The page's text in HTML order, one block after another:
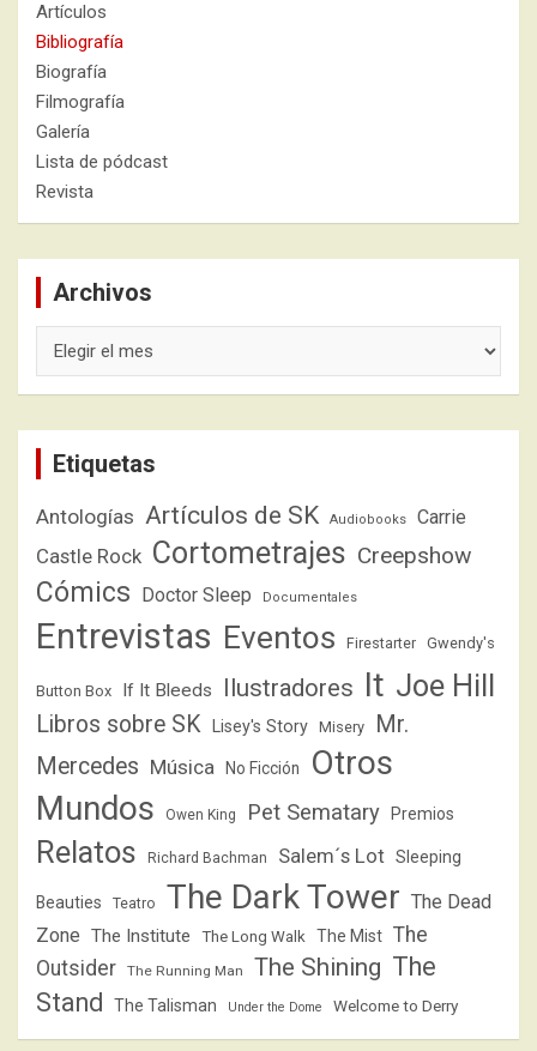
Artículos
Bibliografía
Biografía
Filmografía
Galería
Lista de pódcast
Revista
Archivos
Etiquetas
Antologías Artículos de SK Audiobooks Carrie
Castle Rock Cortometrajes Creepshow
Cómics Doctor Sleep Documentales
Entrevistas Eventos Firestarter Gwendy's
Button Box If It Bleeds Ilustradores It Joe Hill
Libros sobre SK Lisey's Story Misery
Mr.
Mercedes Música No Ficción
Otros
Mundos
Owen King Pet Sematary Premios
Relatos Richard Bachman Salem´s Lot Sleeping
Beauties Teatro The Dark Tower The Dead
Zone The Institute The Long Walk The Mist The
Outsider
The Running Man The Shining The
Stand
The Talisman Under the Dome Welcome to Derry